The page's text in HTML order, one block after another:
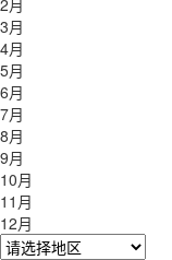
2月
3月
4月
5月
6月
7月
8月
9月
10月
11月
12月